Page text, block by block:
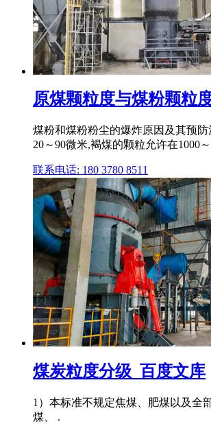
原煤颗粒度与煤粉颗粒
煤粉和煤粉粉尘的爆炸原因及其预
20～90微米,褐煤的颗粒允许在1000
联系电话: 180 3780 8511
煤炭粒度分级_百度文库
1）本标准不规定焦煤、肥煤以及全
煤、 .